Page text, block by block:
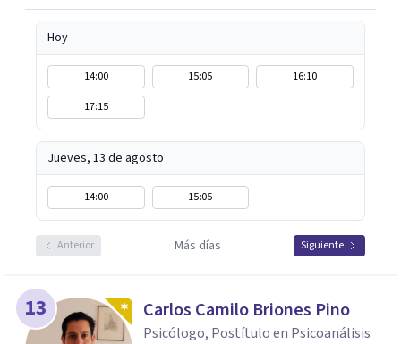
Hoy
14:00 15:05
16:10
17:15
Jueves, 13 de agosto
14:00 15:05
Anterior Más días Siguiente
13 Carlos Camilo Briones Pino
Psicólogo, Postítulo en Psicoanálisis